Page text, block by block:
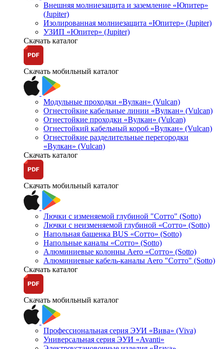
Внешняя молниезащита и заземление «Юпитер»
(Jupiter)
Изолированная молниезащита «Юпитер» (Jupiter)
УЗИП «Юпитер» (Jupiter)
Скачать каталог
Скачать мобильный каталог
Модульные проходки «Вулкан» (Vulcan)
Огнестойкие кабельные линии «Вулкан» (Vulcan)
Огнестойкие проходки «Вулкан» (Vulcan)
Огнестойкий кабельный короб «Вулкан» (Vulcan)
Огнестойкие разделительные перегородки
«Вулкан» (Vulcan)
Скачать каталог
Скачать мобильный каталог
Лючки с изменяемой глубиной "Сотто" (Sotto)
Лючки с неизменяемой глубиной «Сотто» (Sotto)
Напольная башенка BUS «Сотто» (Sotto)
Напольные каналы «Сотто» (Sotto)
Алюминиевые колонны Aero «Сотто» (Sotto)
Алюминиевые кабель-каналы Aero "Сотто" (Sotto)
Скачать каталог
Скачать мобильный каталог
Профессиональная серия ЭУИ «Вива» (Viva)
Универсальная серия ЭУИ «Avanti»